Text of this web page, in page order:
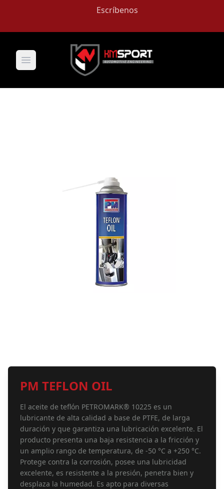
Escríbenos
Open main menu
PM TEFLON OIL
El aceite de teflón PETROMARK® 10225 es un
lubricante de alta calidad a base de PTFE, de larga
duración y que garantiza una lubricación excelente. El
producto presenta una baja resistencia a la fricción y
un amplio rango de temperatura, de -50 °C a +250 °C.
Protege contra la corrosión, posee una lubricidad
excelente, es resistente a la presión, penetra bien y
desplaza la humedad. Es apto para diversas